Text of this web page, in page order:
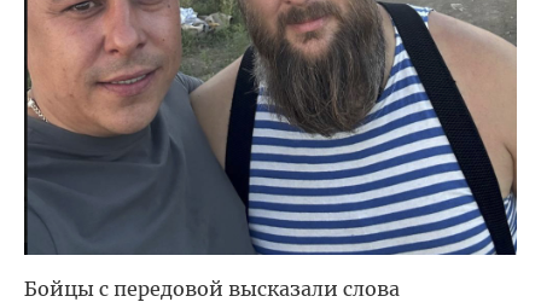
Бойцы с передовой высказали слова